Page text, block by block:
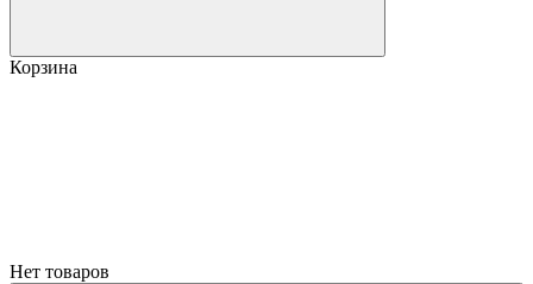
Корзина
Нет товаров